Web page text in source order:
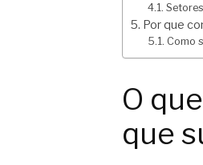
Por que
Como
O
que